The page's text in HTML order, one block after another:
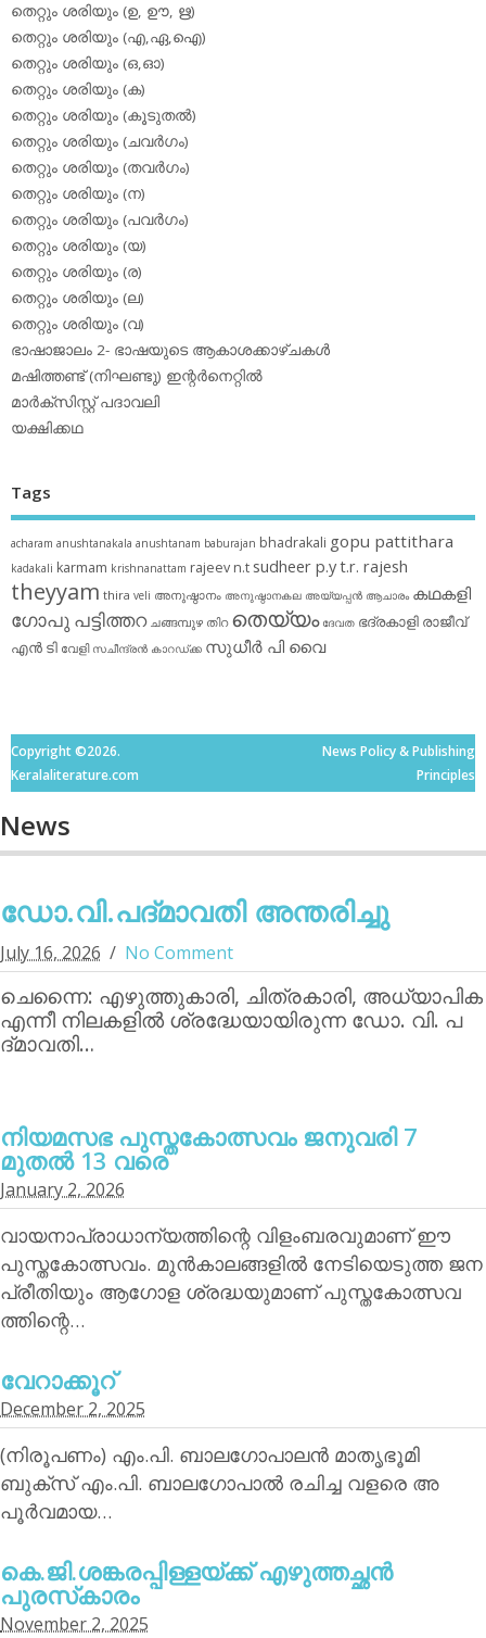
തെറ്റും ശരിയും (ഉ, ഊ, ഋ)
തെറ്റും ശരിയും (എ,ഏ,ഐ)
തെറ്റും ശരിയും (ഒ,ഓ)
തെറ്റും ശരിയും (ക)
തെറ്റും ശരിയും (കൂടുതല്‍)
തെറ്റും ശരിയും (ചവര്‍ഗം)
തെറ്റും ശരിയും (തവര്‍ഗം)
തെറ്റും ശരിയും (ന)
തെറ്റും ശരിയും (പവര്‍ഗം)
തെറ്റും ശരിയും (യ)
തെറ്റും ശരിയും (ര)
തെറ്റും ശരിയും (ല)
തെറ്റും ശരിയും (വ)
ഭാഷാജാലം 2- ഭാഷയുടെ ആകാശക്കാഴ്ചകള്‍
മഷിത്തണ്ട് (നിഘണ്ടു) ഇന്റര്‍നെറ്റില്‍
മാര്‍ക്‌സിസ്റ്റ് പദാവലി
യക്ഷിക്കഥ
Tags
acharam anushtanakala anushtanam baburajan bhadrakali gopu pattithara
kadakali karmam krishnanattam rajeev n.t sudheer p.yt.r. rajesh
theyyam thira veli അനുഷ്ഠാനം അനുഷ്ഠാനകല അയ്യപ്പന്‍ ആചാരം കഥകളി
ഗോപു പട്ടിത്തറ ചങ്ങമ്പുഴ തിറ തെയ്യം ദേവത ഭദ്രകാളി രാജീവ്
എൻ ടി വേളി സചീന്ദ്രന്‍ കാറഡ്ക്ക സുധീര്‍ പി വൈ
Copyright ©2026.
Keralaliterature.com
News Policy & Publishing
Principles
News
ഡോ.വി.പദ്മാവതി അന്തരിച്ചു
July 16, 2026 No Comment
ചെന്നൈ: എഴുത്തുകാരി, ചിത്രകാരി, അധ്യാപിക
എന്നീ നിലകളില്‍ ശ്രദ്ധേയായിരുന്ന ഡോ. വി. പ
ദ്മാവതി…
നിയമസഭ പുസ്തകോത്സവം ജനുവരി 7
മുതല്‍ 13 വരെ
January 2, 2026
വായനാപ്രാധാന്യത്തിന്റെ വിളംബരവുമാണ് ഈ
പുസ്തകോത്സവം. മുന്‍കാലങ്ങളില്‍ നേടിയെടുത്ത ജന
പ്രീതിയും ആഗോള ശ്രദ്ധയുമാണ് പുസ്തകോത്സവ
ത്തിന്റെ…
വേറാക്കൂറ്
December 2, 2025
(നിരൂപണം) എം.പി. ബാലഗോപാലന്‍ മാതൃഭൂമി
ബുക്‌സ് എം.പി. ബാലഗോപാല്‍ രചിച്ച വളരെ അ
പൂര്‍വമായ…
കെ.ജി.ശങ്കരപ്പിള്ളയ്ക്ക് എഴുത്തച്ഛന്‍
പുരസ്‌കാരം
November 2, 2025